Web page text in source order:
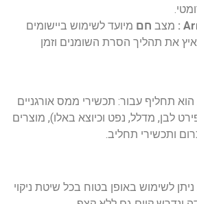
מצב חם מיועד לשימוש ביישומים
את תהליך הסרת השומנים וזמן
תכשיר Armament eOx הוא תחליף עבור: תכשירי ממס אורגניים
לבן, מדלל, נפט וכיוצא באלו), מוצרים
ותכשירי תחליב.
תכשיר Armament eOx ניתן לשימוש באופן בטוח בכל שיטת ניקוי